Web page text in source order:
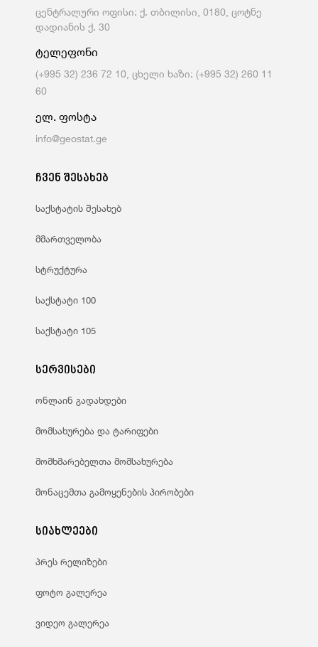
ცენტრალური ოფისი: ქ. თბილისი, 0180, ცოტნე
დადიანის ქ. 30
ტელეფონი
(+995 32) 236 72 10, ცხელი ხაზი: (+995 32) 260 11
60
ელ. ფოსტა
info@geostat.ge
ჩვენ შესახებ
საქსტატის შესახებ
მმართველობა
სტრუქტურა
საქსტატი 100
საქსტატი 105
სერვისები
ონლაინ გადახდები
მომსახურება და ტარიფები
მომხმარებელთა მომსახურება
მონაცემთა გამოყენების პირობები
სიახლეები
პრეს რელიზები
ფოტო გალერეა
ვიდეო გალერეა